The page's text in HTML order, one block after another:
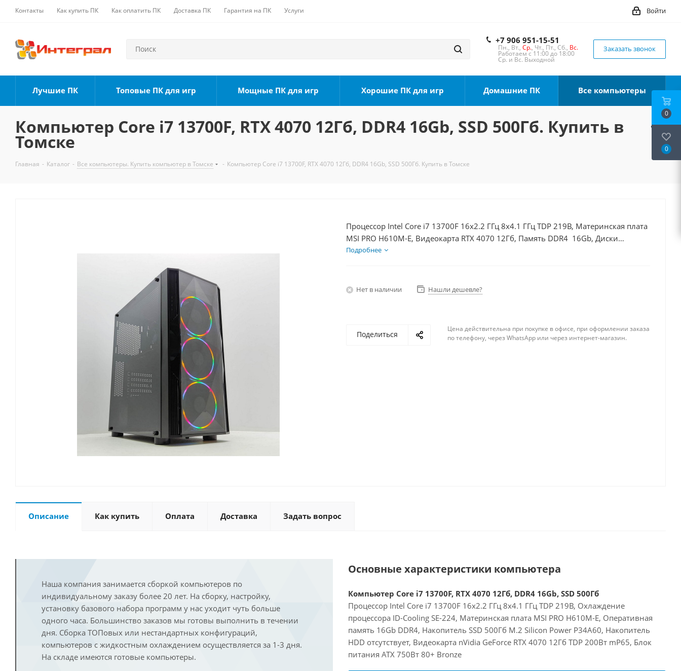
Контакты Как купить ПК Как оплатить ПК Доставка ПК Гарантия на ПК Услуги Войти
+7 906 951-15-51
Пн., Вт., Ср., Чт., Пт., Сб., Вс.
Работаем с 11:00 до 18:00
Ср. и Вс. Выходной
Заказать звонок
Лучшие ПК Топовые ПК для игр Мощные ПК для игр Хорошие ПК для игр Домашние ПК Все компьютеры
Компьютер Core i7 13700F, RTX 4070 12Гб, DDR4 16Gb, SSD 500Гб. Купить в
Томске
Главная - Каталог - Все компьютеры. Купить компьютер в Томске - Компьютер Core i7 13700F, RTX 4070 12Гб, DDR4 16Gb, SSD 500Гб. Купить в Томске
Процессор Intel Core i7 13700F 16x2.2 ГГц 8x4.1 ГГц TDP 219В, Материнская плата
MSI PRO H610M-E, Видеокарта RTX 4070 12Гб, Память DDR4 16Gb, Диски
SSD 500Гб, БП 750Вт
Подробнее
Нет в наличии Нашли дешевле?
Поделиться
Цена действительна при покупке в офисе, при оформлении заказа
по телефону, через WhatsApp или через интернет-магазин.
Описание Как купить Оплата Доставка Задать вопрос
Наша компания занимается сборкой компьютеров по
индивидуальному заказу более 20 лет. На сборку, настройку,
установку базового набора программ у нас уходит чуть больше
одного часа. Большинство заказов мы готовы выполнить в течении
дня. Сборка ТОПовых или нестандартных конфигураций,
компьютеров с жидкостным охлаждением осуществляется за 1-3 дня.
На складе имеются готовые компьютеры.
Основные характеристики компьютера
Компьютер Core i7 13700F, RTX 4070 12Гб, DDR4 16Gb, SSD 500Гб
Процессор Intel Core i7 13700F 16x2.2 ГГц 8x4.1 ГГц TDP 219В, Охлаждение
процессора ID-Cooling SE-224, Материнская плата MSI PRO H610M-E, Оперативная
память 16Gb DDR4, Накопитель SSD 500Гб M.2 Silicon Power P34A60, Накопитель
HDD отсутствует, Видеокарта nVidia GeForce RTX 4070 12Гб TDP 200Вт mP65, Блок
питания ATX 750Вт 80+ Bronze
0
0